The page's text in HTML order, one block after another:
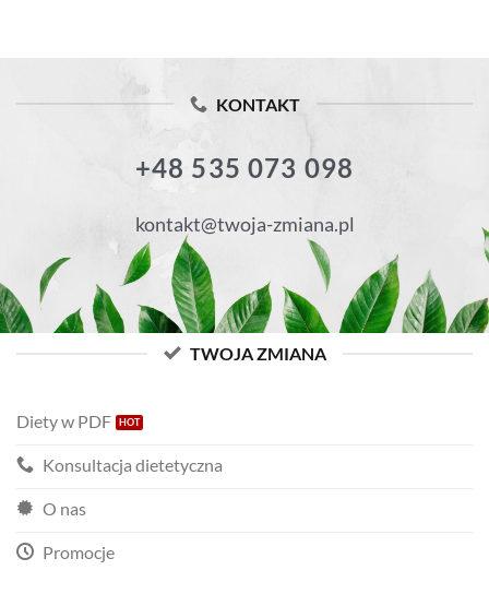
KONTAKT
+48 535 073 098
kontakt@twoja-zmiana.pl
TWOJA ZMIANA
Diety w PDF
Konsultacja dietetyczna
O nas
Promocje